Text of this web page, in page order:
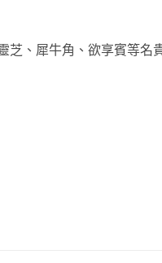
芝、犀牛角、欲享賓等名